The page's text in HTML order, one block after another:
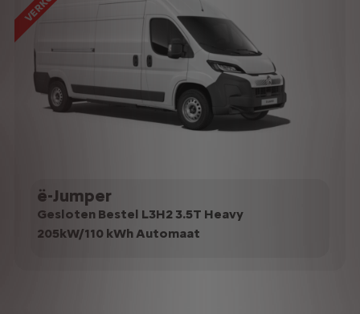
ë-Jumper
Gesloten Bestel L3H2 3.5T Heavy
205kW/110 kWh Automaat